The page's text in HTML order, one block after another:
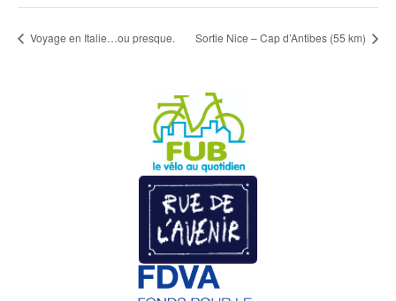
Voyage en Italie…ou presque. Sortie Nice – Cap d’Antibes (55 km)